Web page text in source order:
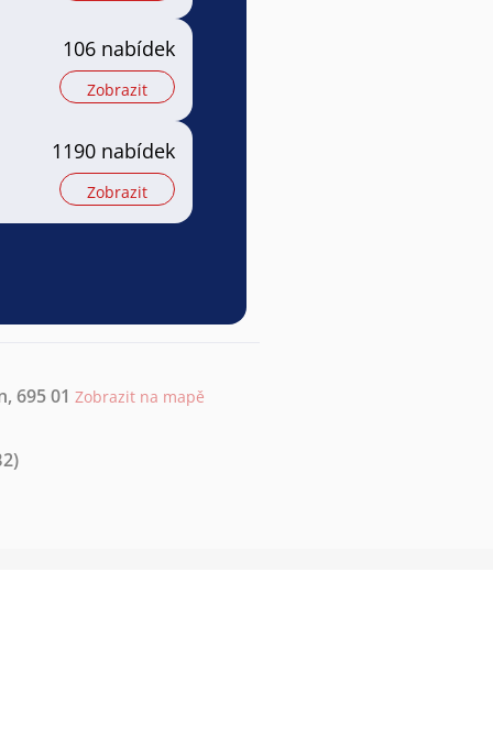
106 nabídek
Zobrazit
1190 nabídek
Zobrazit
695 01 Zobrazit na mapě